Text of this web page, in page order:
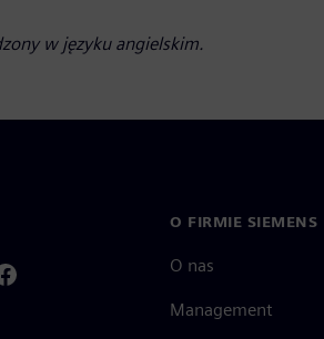
w języku angielskim.
O FIRMIE SIEMENS
O nas
Management